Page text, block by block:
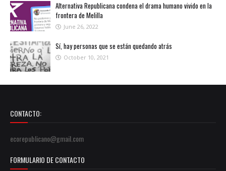
Alternativa Republicana condena el drama humano vivido en la
frontera de Melilla
June 26, 2022
Sí, hay personas que se están quedando atrás
October 10, 2021
CONTACTO:
ecorepublicano@gmail.com
FORMULARIO DE CONTACTO